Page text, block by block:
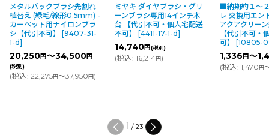
メタルバックブラシ先割れ
植替え (緑毛/線形0.5mm) -
カーペット用ナイロンブラ
シ【代引不可】
[9407-31-
1-d]
20,250円～34,500円
(税別)
(税込: 22,275円～37,950円)
ミヤキ ダイヤブラシ・グリ
ーンブラシ専用14インチ木
台 【代引不可・個人宅配送
不可】
[4411-17-1-d]
14,740円(税別)
(税込: 16,214円)
■納期約１〜
レ 交換用エン
アクアクリー
【代引不可・
可】
[10805-
1,336円～
(税込: 1,470円
1 / 23